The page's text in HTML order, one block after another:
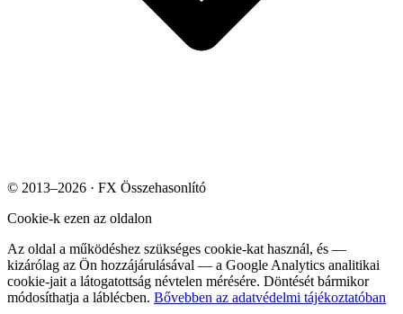
© 2013–2026 · FX Összehasonlító
Cookie-k ezen az oldalon
Az oldal a működéshez szükséges cookie-kat használ, és —
kizárólag az Ön hozzájárulásával — a Google Analytics analitikai
cookie-jait a látogatottság névtelen mérésére. Döntését bármikor
módosíthatja a láblécben. Bővebben az adatvédelmi tájékoztatóban